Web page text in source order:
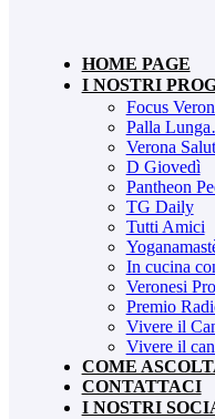
HOME PAGE
I NOSTRI
Focus
Palla
Verona
D Giovedì
Pantheon
TG Daily
Tutti Amici
In cucina
Veronesi
Premio
Vivere il
Vivere il
COME
CONTATTACI
I NOSTRI